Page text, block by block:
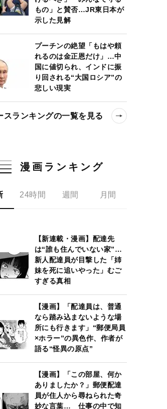
もの」と賛否…JR東日本が
示した見解
プーチンの絶望「もはや頼
れるのは金正恩だけ」…中
国に値切られ、インドに振
り回される“大国ロシア”の
悲しい現実
スランキングの一覧を見る
漫画ランキング
24時間 週間 月間
【新連載・漫画】配達先
は“誰も住んでいない家”…
新人配達員が目撃した「姉
妹を死に追いやった」むご
すぎる真相
【漫画】「配達員は、普通
なら踏み込まないような場
所にも行きます」“郵便局員
×ホラー”の異色作、作者が
語る“怪異の原点”
【漫画】「この部屋、何か
ありましたか？」郵便配達
員が住人から尋ねられた奇
妙な言葉… 仕事の中で知